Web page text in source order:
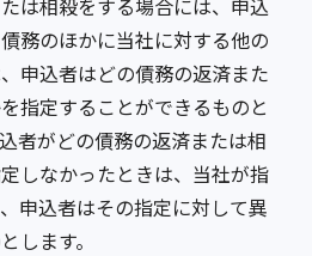
は相殺をする場合には、申込
務のほかに当社に対する他の
申込者はどの債務の返済また
指定することができるものと
者がどの債務の返済または相
しなかったときは、当社が指
申込者はその指定に対して異
します。